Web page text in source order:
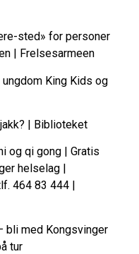
sted» for personer
| Frelsesarmeen
ungdom King Kids og
| Biblioteket
og qi gong | Gratis
helselag |
464 83 444 |
bli med Kongsvinger
tur